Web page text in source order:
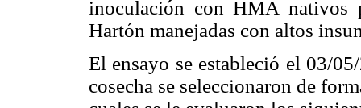
inoculación con HMA nativos
Hartón manejadas con altos
El ensayo se estableció el 03/
cosecha se seleccionaron de